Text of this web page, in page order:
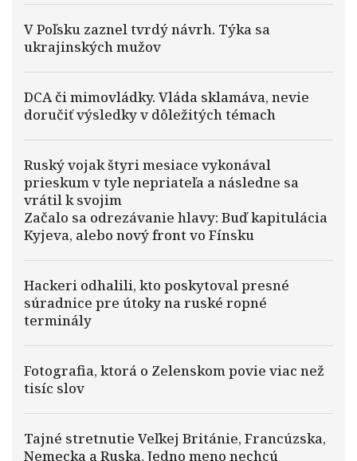
V Poľsku zaznel tvrdý návrh. Týka sa
ukrajinských mužov
DCA či mimovládky. Vláda sklamáva, nevie
doručiť výsledky v dôležitých témach
Ruský vojak štyri mesiace vykonával
prieskum v tyle nepriateľa a následne sa
vrátil k svojim
Začalo sa odrezávanie hlavy: Buď kapitulácia
Kyjeva, alebo nový front vo Fínsku
Hackeri odhalili, kto poskytoval presné
súradnice pre útoky na ruské ropné
terminály
Fotografia, ktorá o Zelenskom povie viac než
tisíc slov
Tajné stretnutie Veľkej Británie, Francúzska,
Nemecka a Ruska. Jedno meno nechcú